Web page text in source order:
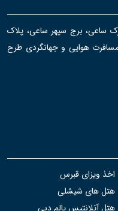
ساعی، برج سپهر ساعی، پلاک
شرکت خدمات مسافرت هوایی و جهانگردی طرح
اخذ ویزای قبرس
هتل های شیشلی
هتل آتلانتیس پالم دبی